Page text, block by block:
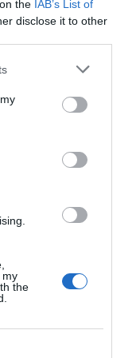
the IAB’s List of
disclose it to other
my
the
"rápidas y
a las
empresas del
ha sido
las críticas ha
de carencia
en la
desde el
demasiado
Incluso por